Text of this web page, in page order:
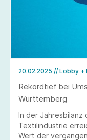
20.02.2025 // Lobby +
Rekordtief bei
Württemberg
In der
Textilindustrie
Wert der